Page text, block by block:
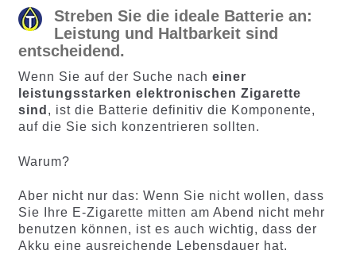
Streben Sie die ideale Batterie an:
Leistung und Haltbarkeit sind
entscheidend.
Wenn Sie auf der Suche nach einer
leistungsstarken elektronischen Zigarette
sind , ist die Batterie definitiv die Komponente,
auf die Sie sich konzentrieren sollten.
Warum?
Aber nicht nur das: Wenn Sie nicht wollen, dass
Sie Ihre E-Zigarette mitten am Abend nicht mehr
benutzen können, ist es auch wichtig, dass der
Akku eine ausreichende Lebensdauer hat.